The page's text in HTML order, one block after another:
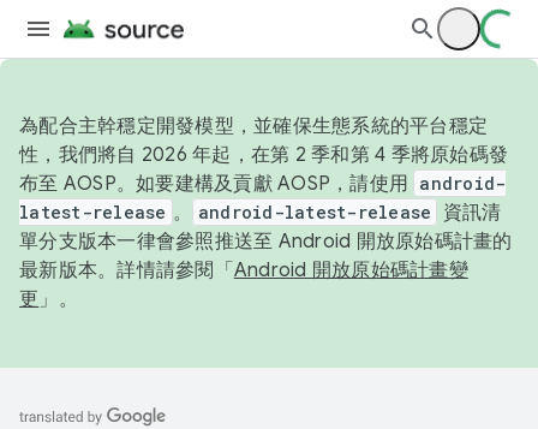
為配合主幹穩定開發模型，並確保生態系統的平台穩定
性，我們將自 2026 年起，在第 2 季和第 4 季將原始碼發
布至 AOSP。如要建構及貢獻 AOSP，請使用 android-
latest-release 。 android-latest-release
資訊清
單分支版本一律會參照推送至 Android 開放原始碼計畫的
最新版本。詳情請參閱「 Android 開放原始碼計畫變
更 」。